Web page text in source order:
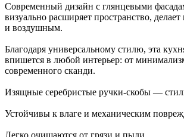
Современный дизайн с глянцевыми
визуально расширяет пространство,
и воздушным.
Благодаря универсальному стилю, эта
впишется в любой интерьер: от
современного сканди.
Изящные серебристые ручки-скобы —
Устойчивы к влаге и механическим
Легко очищаются от грязи и пыли